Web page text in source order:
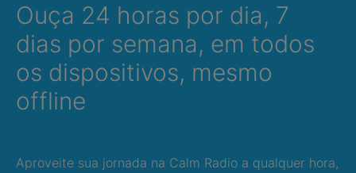
Ouça 24 horas por dia, 7
dias por semana, em todos
os dispositivos, mesmo
offline
Aproveite sua jornada na Calm Radio a qualquer hora,